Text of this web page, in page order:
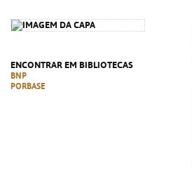
ENCONTRAR EM BIBLIOTECAS
BNP
PORBASE